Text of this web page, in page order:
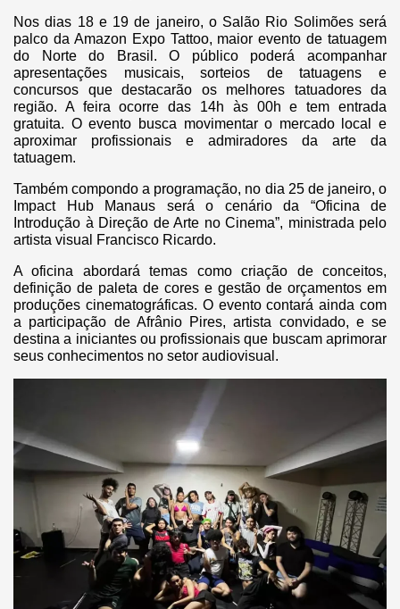
Nos dias 18 e 19 de janeiro, o Salão Rio Solimões será
palco da Amazon Expo Tattoo, maior evento de tatuagem
do Norte do Brasil. O público poderá acompanhar
apresentações musicais, sorteios de tatuagens e
concursos que destacarão os melhores tatuadores da
região. A feira ocorre das 14h às 00h e tem entrada
gratuita. O evento busca movimentar o mercado local e
aproximar profissionais e admiradores da arte da
tatuagem.
Também compondo a programação, no dia 25 de janeiro, o
Impact Hub Manaus será o cenário da “Oficina de
Introdução à Direção de Arte no Cinema”, ministrada pelo
artista visual Francisco Ricardo.
A oficina abordará temas como criação de conceitos,
definição de paleta de cores e gestão de orçamentos em
produções cinematográficas. O evento contará ainda com
a participação de Afrânio Pires, artista convidado, e se
destina a iniciantes ou profissionais que buscam aprimorar
seus conhecimentos no setor audiovisual.